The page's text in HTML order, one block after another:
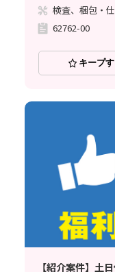
検査、梱包・
62762-00
キープ
【紹介案件】土